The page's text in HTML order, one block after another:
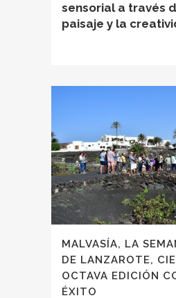
sensorial a través
paisaje y la
MALVASÍA, LA
DE LANZAROTE,
OCTAVA EDICIÓN
ÉXITO